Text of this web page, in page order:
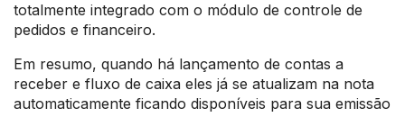
totalmente integrado com o módulo de controle de
pedidos e financeiro.
Em resumo, quando há lançamento de contas a
receber e fluxo de caixa eles já se atualizam na nota
automaticamente ficando disponíveis para sua emissão